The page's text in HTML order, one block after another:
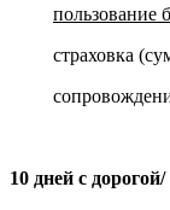
пользование
страховка
10 дней с